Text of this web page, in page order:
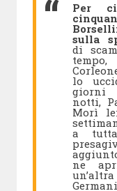
Per
sulla
di
lo
giorni
notti,
Morì
a tutta
ne